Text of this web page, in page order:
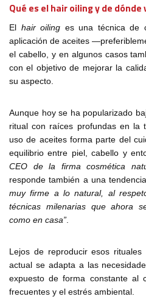
Qué es el hair oiling y de dónde
El hair oiling es una técnica de
aplicación de aceites
el cabello, y en algunos casos
con el objetivo de mejorar la
su aspecto.
Aunque hoy se ha popularizado
ritual con raíces profundas en la
uso de aceites forma parte del
equilibrio entre piel, cabello y
CEO de la firma cosmética
responde también a una
muy firme a lo natural, al
técnicas milenarias que ahora
como en casa”.
Lejos de reproducir esos
actual se adapta a las
expuesto de forma constante al
frecuentes y el estrés ambiental.